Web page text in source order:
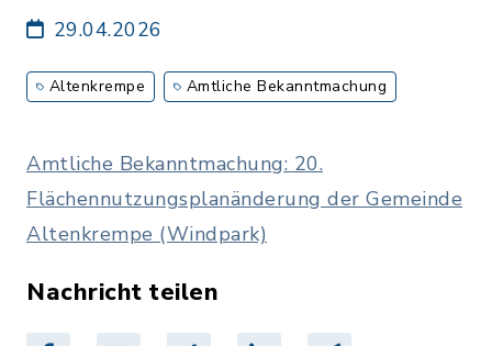
29.04.2026
Altenkrempe Amtliche Bekanntmachung
Amtliche Bekanntmachung: 20.
Flächennutzungsplanänderung der Gemeinde
Altenkrempe (Windpark)
Nachricht teilen